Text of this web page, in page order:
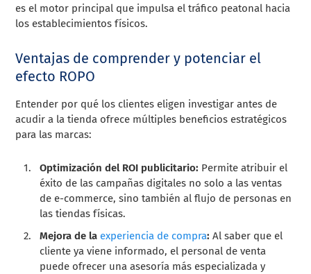
es el motor principal que impulsa el tráfico peatonal hacia
los establecimientos físicos.
Ventajas de comprender y potenciar el
efecto ROPO
Entender por qué los clientes eligen investigar antes de
acudir a la tienda ofrece múltiples beneficios estratégicos
para las marcas:
Optimización del ROI publicitario: Permite atribuir el
éxito de las campañas digitales no solo a las ventas
de e-commerce, sino también al flujo de personas en
las tiendas físicas.
Mejora de la experiencia de compra: Al saber que el
cliente ya viene informado, el personal de venta
puede ofrecer una asesoría más especializada y